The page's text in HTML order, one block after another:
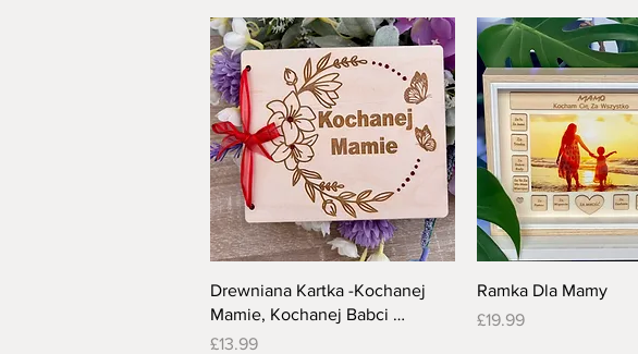
Quick View
Drewniana Kartka -Kochanej
Mamie, Kochanej Babci …
Price
£13.99
Quick View
Ramka Dla Mamy
Price
£19.99